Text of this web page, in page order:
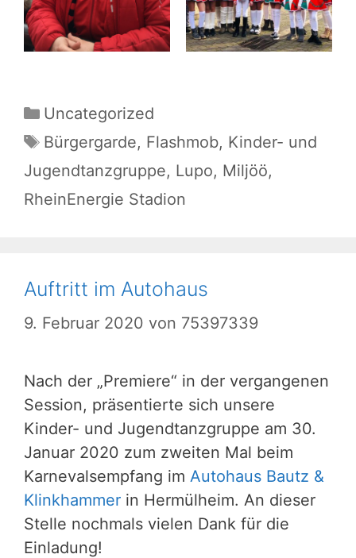
Kategorien
Uncategorized
Schlagwörter
Bürgergarde, Flashmob, Kinder- und
Jugendtanzgruppe, Lupo, Miljöö,
RheinEnergie Stadion
Auftritt im Autohaus
9. Februar 2020 von 75397339
Nach der „Premiere“ in der vergangenen
Session, präsentierte sich unsere
Kinder- und Jugendtanzgruppe am 30.
Januar 2020 zum zweiten Mal beim
Karnevalsempfang im Autohaus Bautz &
Klinkhammer in Hermülheim. An dieser
Stelle nochmals vielen Dank für die
Einladung!